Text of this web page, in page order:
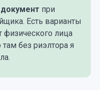
при
Есть варианты
физического лица
без риэлтора я